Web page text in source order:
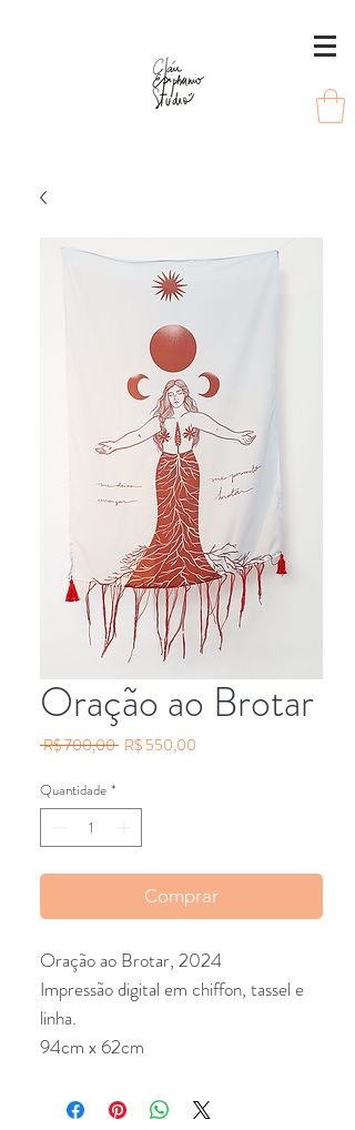
Oração ao Brotar
R$ 700,00 Preço
R$ 550,00
Quantidade *
Comprar
Oração ao Brotar, 2024
Impressão digital em chiffon, tassel e
linha.
94cm x 62cm